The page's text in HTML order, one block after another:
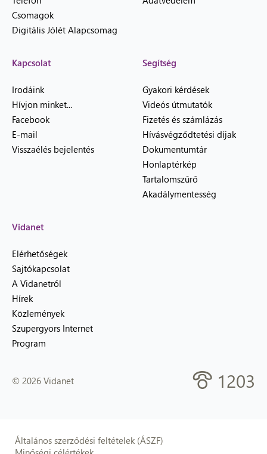
Csomagok
Digitális Jólét Alapcsomag
Kapcsolat
Irodáink
Hívjon minket...
Facebook
E-mail
Visszaélés bejelentés
Segítség
Gyakori kérdések
Videós útmutatók
Fizetés és számlázás
Hívásvégződtetési díjak
Dokumentumtár
Honlaptérkép
Tartalomszűrő
Akadálymentesség
Vidanet
Elérhetőségek
Sajtókapcsolat
A Vidanetről
Hírek
Közlemények
Szupergyors Internet
Program
© 2026 Vidanet 1203
Általános szerződési feltételek (ÁSZF)